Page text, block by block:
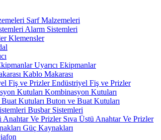
Sarf Malzemeleri
Alarm Sistemleri
Klemensler
Uyarıcı Ekipmanlar
Kablo Makarası
Endüstriyel Fiş ve Prizler
Kombinasyon Kutuları
Buton ve Buat Kutuları
Busbar Sistemleri
Sıva Üstü Anahtar Ve Prizler
Güç Kaynakları